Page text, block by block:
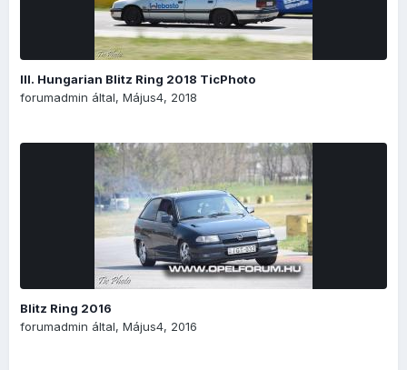
III. Hungarian Blitz Ring 2018 TicPhoto
forumadmin által, Május4, 2018
Blitz Ring 2016
forumadmin által, Május4, 2016